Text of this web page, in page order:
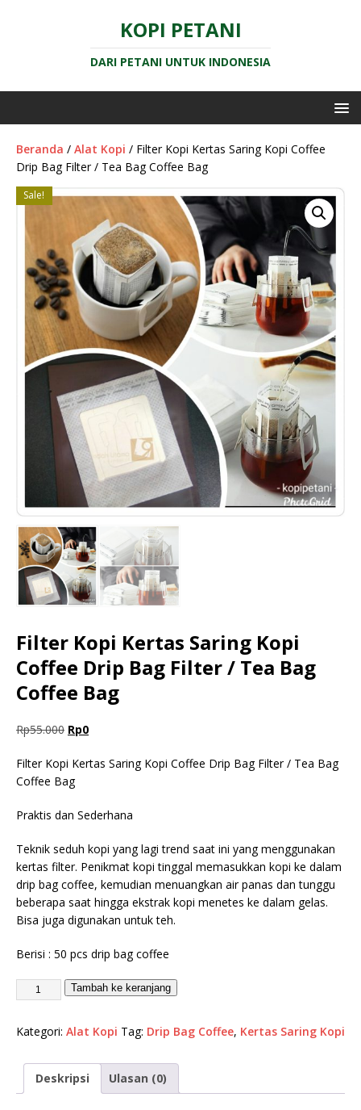
KOPI PETANI
DARI PETANI UNTUK INDONESIA
Beranda / Alat Kopi / Filter Kopi Kertas Saring Kopi Coffee
Drip Bag Filter / Tea Bag Coffee Bag
Sale!
Filter Kopi Kertas Saring Kopi
Coffee Drip Bag Filter / Tea Bag
Coffee Bag
Rp55.000 Rp0
Filter Kopi Kertas Saring Kopi Coffee Drip Bag Filter / Tea Bag
Coffee Bag
Praktis dan Sederhana
Teknik seduh kopi yang lagi trend saat ini yang menggunakan
kertas filter. Penikmat kopi tinggal memasukkan kopi ke dalam
drip bag coffee, kemudian menuangkan air panas dan tunggu
beberapa saat hingga ekstrak kopi menetes ke dalam gelas.
Bisa juga digunakan untuk teh.
Berisi : 50 pcs drip bag coffee
Tambah ke keranjang
Kategori: Alat Kopi Tag: Drip Bag Coffee, Kertas Saring Kopi
Deskripsi Ulasan (0)